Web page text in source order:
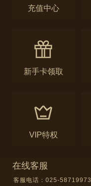
充值中心
新手卡领取
VIP特权
在线客服
客服电话：025-58719973